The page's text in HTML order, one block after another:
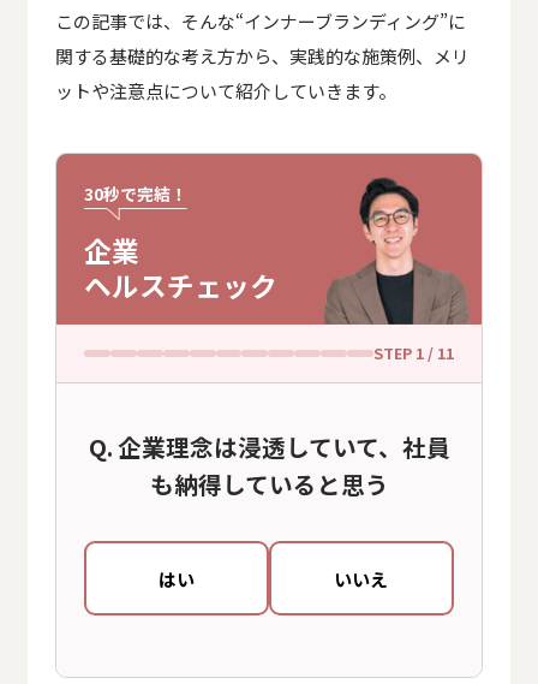
この記事では、そんな“インナーブランディング”に
関する基礎的な考え方から、実践的な施策例、メリ
ットや注意点について紹介していきます。
30秒で完結！
企業
ヘルスチェック
STEP 1/ 11
企業理念は浸透していて、社員
も納得していると思う
はい いいえ